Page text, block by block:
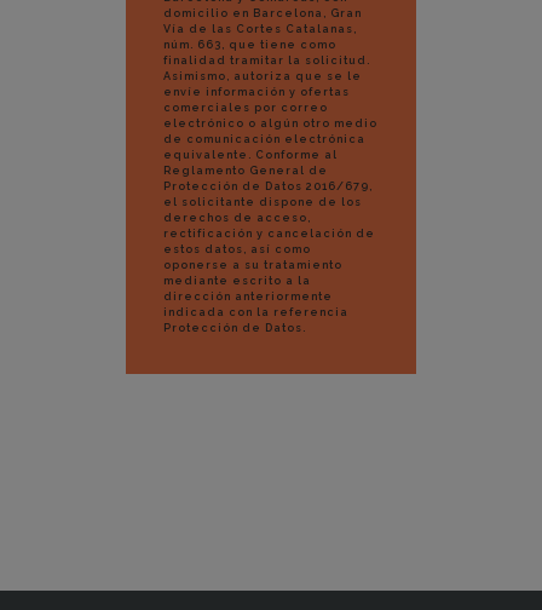
domicilio en Barcelona, Gran
Vía de las Cortes Catalanas,
núm. 663, que tiene como
finalidad tramitar la solicitud.
Asimismo, autoriza que se le
envíe información y ofertas
comerciales por correo
electrónico o algún otro medio
de comunicación electrónica
equivalente. Conforme al
Reglamento General de
Protección de Datos 2016/679,
el solicitante dispone de los
derechos de acceso,
rectificación y cancelación de
estos datos, así como
oponerse a su tratamiento
mediante escrito a la
dirección anteriormente
indicada con la referencia
Protección de Datos.